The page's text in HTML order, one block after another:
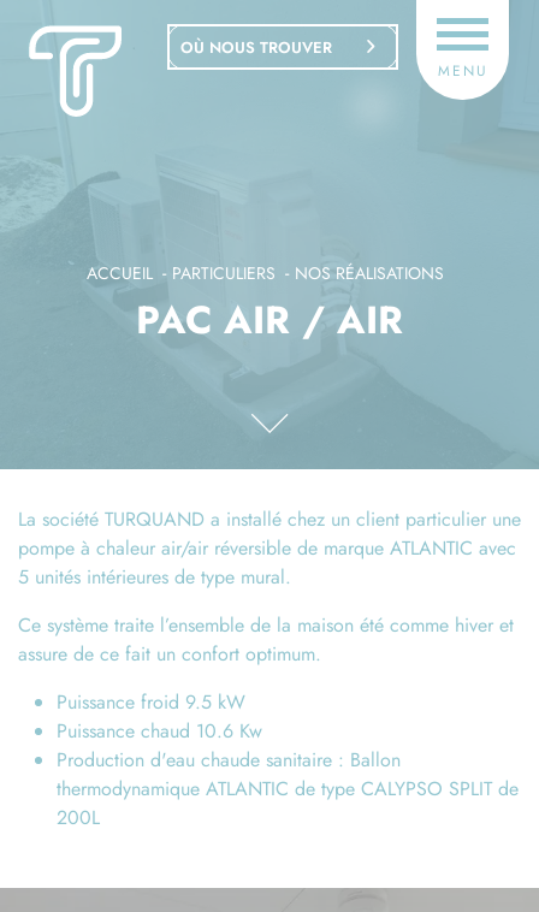
OÙ NOUS TROUVER
MENU
ACCUEIL PARTICULIERS NOS RÉALISATIONS
PAC AIR / AIR
La société TURQUAND a installé chez un client particulier une
pompe à chaleur air/air réversible de marque ATLANTIC avec
5 unités intérieures de type mural.
Ce système traite l’ensemble de la maison été comme hiver et
assure de ce fait un confort optimum.
Puissance froid 9.5 kW
Puissance chaud 10.6 Kw
Production d'eau chaude sanitaire : Ballon
thermodynamique ATLANTIC de type CALYPSO SPLIT de
200L